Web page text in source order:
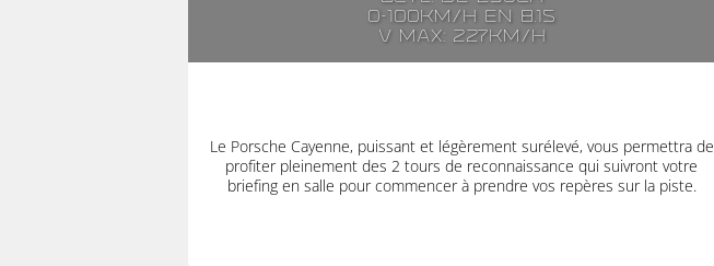
0-100km/h en 8.1s
V max: 227km/h
Le Porsche Cayenne, puissant et légèrement surélevé, vous permettra de
profiter pleinement des 2 tours de reconnaissance qui suivront votre
briefing en salle pour commencer à prendre vos repères sur la piste.